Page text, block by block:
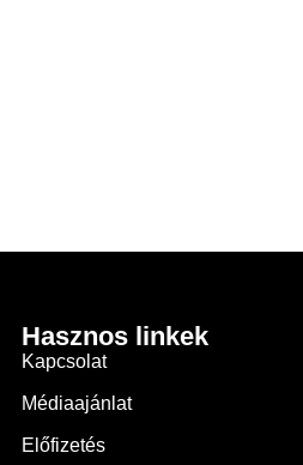
Hasznos linkek
Kapcsolat
Médiaajánlat
Előfizetés